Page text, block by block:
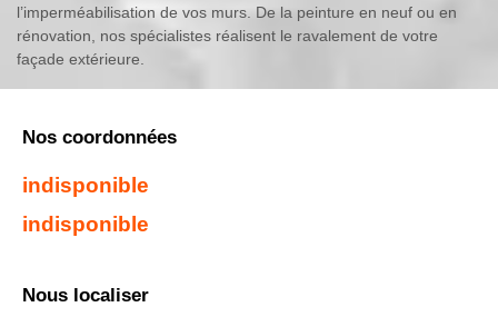
l’imperméabilisation de vos murs. De la peinture en neuf ou en
rénovation, nos spécialistes réalisent le ravalement de votre
façade extérieure.
Nos coordonnées
indisponible
indisponible
Nous localiser